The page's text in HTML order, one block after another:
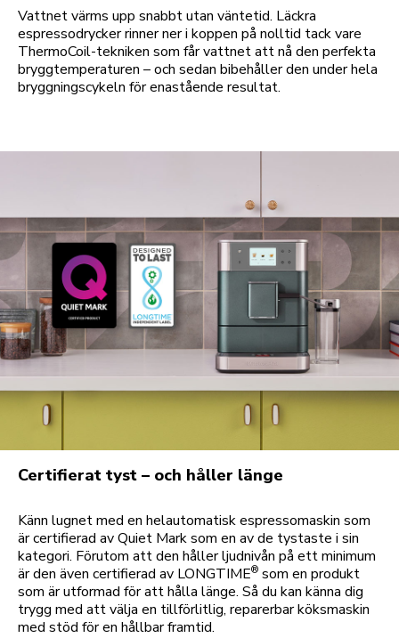
Vattnet värms upp snabbt utan väntetid. Läckra
espressodrycker rinner ner i koppen på nolltid tack vare
ThermoCoil-tekniken som får vattnet att nå den perfekta
bryggtemperaturen – och sedan bibehåller den under hela
bryggningscykeln för enastående resultat.
Certifierat tyst – och håller länge
Känn lugnet med en helautomatisk espressomaskin som
är certifierad av Quiet Mark som en av de tystaste i sin
kategori. Förutom att den håller ljudnivån på ett minimum
är den även certifierad av LONGTIME® som en produkt
som är utformad för att hålla länge. Så du kan känna dig
trygg med att välja en tillförlitlig, reparerbar köksmaskin
med stöd för en hållbar framtid.